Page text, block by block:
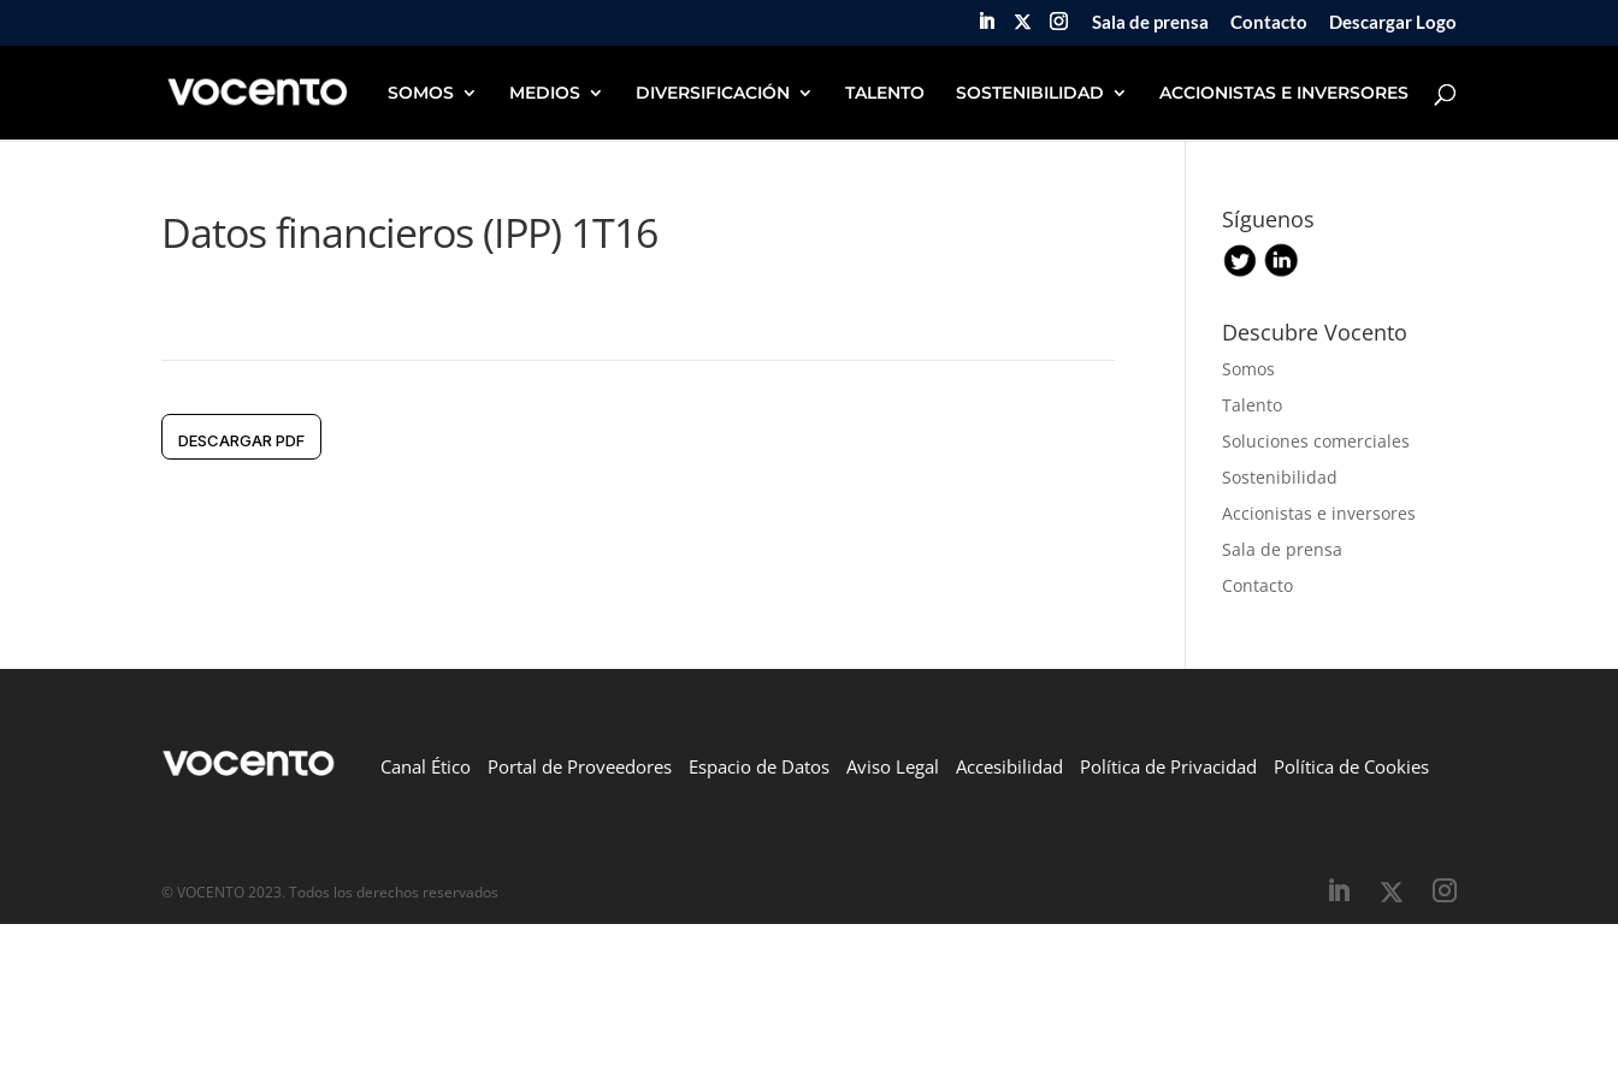
Sala de prensa Contacto Descargar Logo
SOMOS MEDIOS DIVERSIFICACIÓN TALENTO SOSTENIBILIDAD ACCIONISTAS E INVERSORES
Datos financieros (IPP) 1T16
DESCARGAR PDF
Síguenos
Descubre Vocento
Somos
Talento
Soluciones comerciales
Sostenibilidad
Accionistas e inversores
Sala de prensa
Contacto
Canal Ético Portal de Proveedores Espacio de Datos Aviso Legal Accesibilidad Política de Privacidad Política de Cookies
© VOCENTO 2023. Todos los derechos reservados